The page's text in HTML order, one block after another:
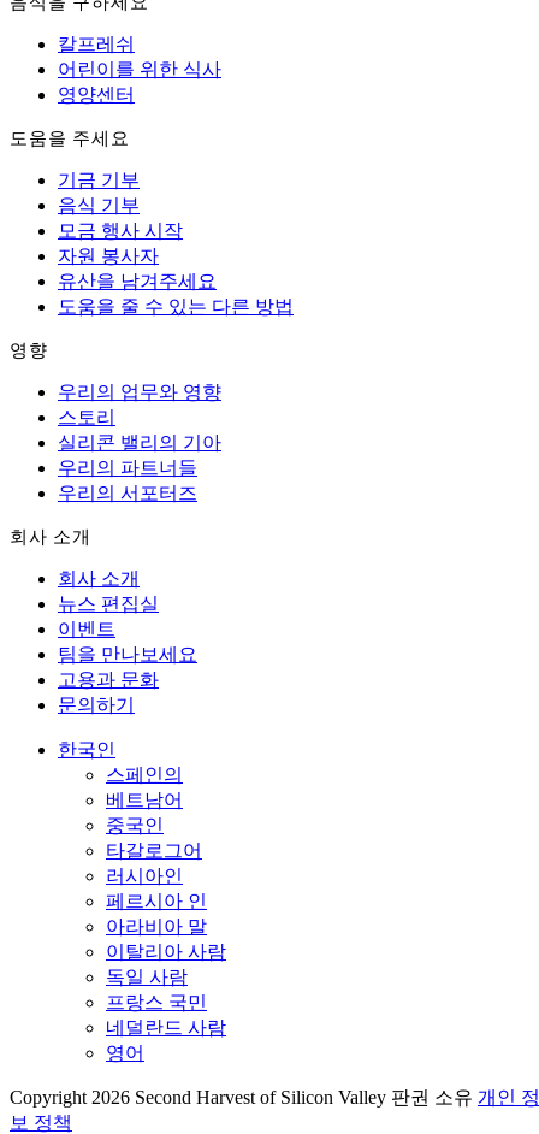
칼프레쉬
어린이를 위한 식사
영양센터
도움을 주세요
기금 기부
음식 기부
모금 행사 시작
자원 봉사자
유산을 남겨주세요
도움을 줄 수 있는 다른 방법
영향
우리의 업무와 영향
스토리
실리콘 밸리의 기아
우리의 파트너들
우리의 서포터즈
회사 소개
회사 소개
뉴스 편집실
이벤트
팀을 만나보세요
고용과 문화
문의하기
한국인
스페인의
베트남어
중국인
타갈로그어
러시아인
페르시아 인
아라비아 말
이탈리아 사람
독일 사람
프랑스 국민
네덜란드 사람
영어
Copyright 2026 Second Harvest of Silicon Valley 판권 소유 개인 정
보 정책